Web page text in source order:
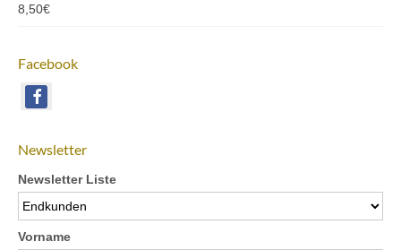
8,50€
Facebook
Newsletter
Newsletter Liste
Vorname